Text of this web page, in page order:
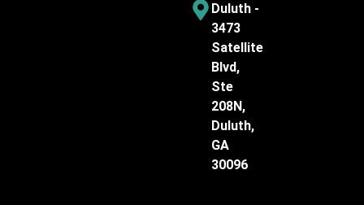
Duluth -
3473
Satellite
Blvd,
Ste
208N,
Duluth,
GA
30096